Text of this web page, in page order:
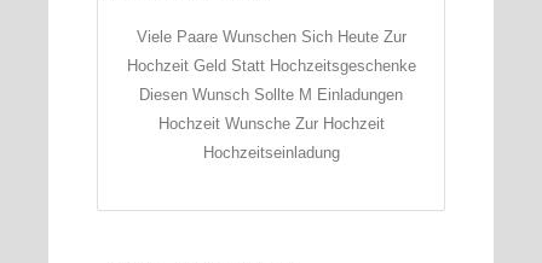
Viele Paare Wunschen Sich Heute Zur
Hochzeit Geld Statt Hochzeitsgeschenke
Diesen Wunsch Sollte M Einladungen
Hochzeit Wunsche Zur Hochzeit
Hochzeitseinladung